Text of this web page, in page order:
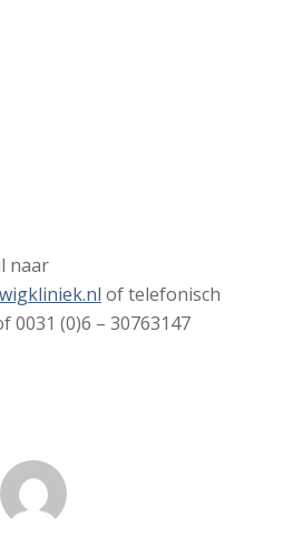
naar
of telefonisch
0031 (0)6 – 30763147